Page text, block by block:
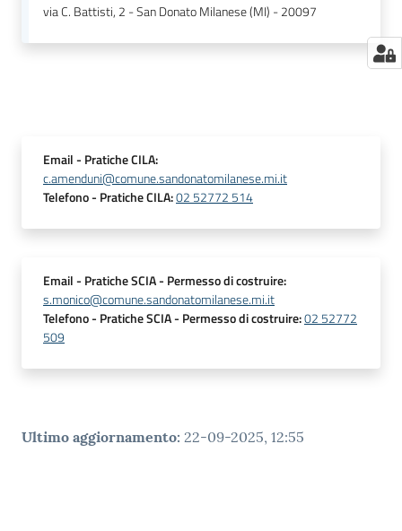
via C. Battisti, 2 - San Donato Milanese (MI) - 20097
Email- Pratiche CILA:
c.amenduni@comune.sandonatomilanese.mi.it
Telefono- Pratiche CILA:02 52772 514
Email- Pratiche SCIA - Permesso di costruire:
s.monico@comune.sandonatomilanese.mi.it
Telefono- Pratiche SCIA - Permesso di costruire:02 52772
509
Ultimo aggiornamento: 22-09-2025, 12:55